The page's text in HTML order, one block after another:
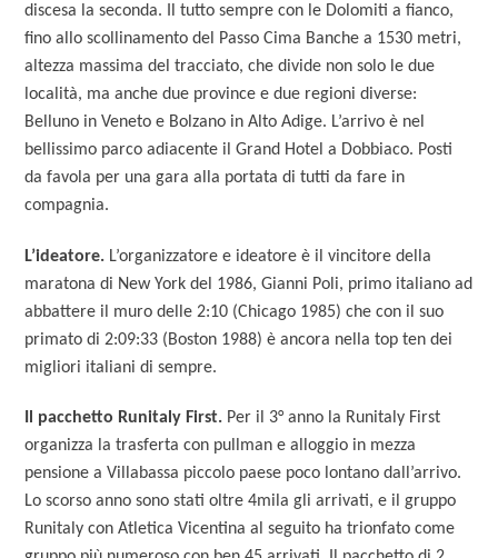
discesa la seconda. Il tutto sempre con le Dolomiti a fianco,
fino allo scollinamento del Passo Cima Banche a 1530 metri,
altezza massima del tracciato, che divide non solo le due
località, ma anche due province e due regioni diverse:
Belluno in Veneto e Bolzano in Alto Adige. L’arrivo è nel
bellissimo parco adiacente il Grand Hotel a Dobbiaco. Posti
da favola per una gara alla portata di tutti da fare in
compagnia.
L’ideatore. L’organizzatore e ideatore è il vincitore della
maratona di New York del 1986, Gianni Poli, primo italiano ad
abbattere il muro delle 2:10 (Chicago 1985) che con il suo
primato di 2:09:33 (Boston 1988) è ancora nella top ten dei
migliori italiani di sempre.
Il pacchetto Runitaly First. Per il 3° anno la Runitaly First
organizza la trasferta con pullman e alloggio in mezza
pensione a Villabassa piccolo paese poco lontano dall’arrivo.
Lo scorso anno sono stati oltre 4mila gli arrivati, e il gruppo
Runitaly con Atletica Vicentina al seguito ha trionfato come